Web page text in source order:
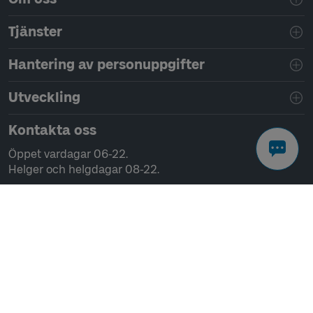
Tjänster
Hantering av personuppgifter
Utveckling
Kontakta oss
Öppet vardagar 06-22.
Helger och helgdagar 08-22.